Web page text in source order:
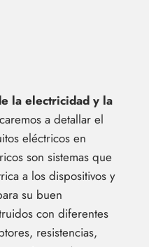
la electricidad y la
a detallar el
eléctricos en
son sistemas que
a los dispositivos y
su buen
con diferentes
resistencias,